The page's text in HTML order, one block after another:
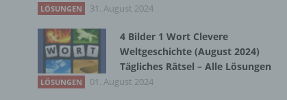
LÖSUNGEN 31. August 2024
4 Bilder 1 Wort Clevere
Weltgeschichte (August 2024)
Tägliches Rätsel – Alle Lösungen
LÖSUNGEN 01. August 2024